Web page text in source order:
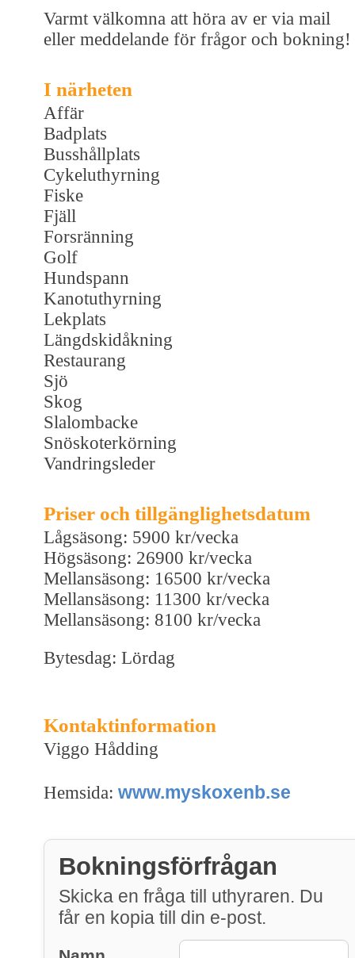
Varmt välkomna att höra av er via mail
eller meddelande för frågor och bokning!
I närheten
Affär
Badplats
Busshållplats
Cykeluthyrning
Fiske
Fjäll
Forsränning
Golf
Hundspann
Kanotuthyrning
Lekplats
Längdskidåkning
Restaurang
Sjö
Skog
Slalombacke
Snöskoterkörning
Vandringsleder
Priser och tillgänglighetsdatum
Lågsäsong: 5900 kr/vecka
Högsäsong: 26900 kr/vecka
Mellansäsong: 16500 kr/vecka
Mellansäsong: 11300 kr/vecka
Mellansäsong: 8100 kr/vecka
Bytesdag: Lördag
Kontaktinformation
Viggo Hådding
Hemsida: www.myskoxenb.se
Bokningsförfrågan
Skicka en fråga till uthyraren. Du
får en kopia till din e-post.